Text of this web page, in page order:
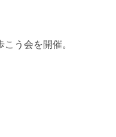
う会を開催。